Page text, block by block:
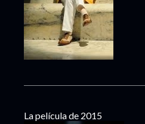
La película de 2015